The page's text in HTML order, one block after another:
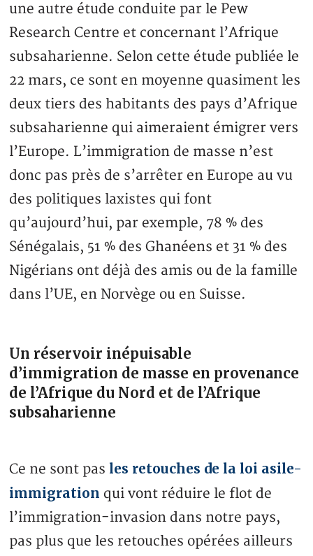
une autre étude conduite par le Pew
Research Centre et concernant l’Afrique
subsaharienne. Selon cette étude publiée le
22 mars, ce sont en moyenne quasiment les
deux tiers des habitants des pays d’Afrique
subsaharienne qui aimeraient émigrer vers
l’Europe. L’immigration de masse n’est
donc pas près de s’arrêter en Europe au vu
des politiques laxistes qui font
qu’aujourd’hui, par exemple, 78 % des
Sénégalais, 51 % des Ghanéens et 31 % des
Nigérians ont déjà des amis ou de la famille
dans l’UE, en Norvège ou en Suisse.
Un réservoir inépuisable
d’immigration de masse en provenance
de l’Afrique du Nord et de l’Afrique
subsaharienne
Ce ne sont pas les retouches de la loi asile-
immigration qui vont réduire le flot de
l’immigration-invasion dans notre pays,
pas plus que les retouches opérées ailleurs